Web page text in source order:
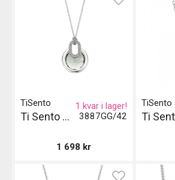
3887GG/42
TiSento
Ti Sento Milano Halsband
1 kvar i lager!
1 698 kr
TiSento